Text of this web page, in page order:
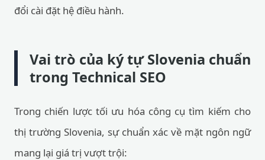
đổi cài đặt hệ điều hành.
Vai trò của ký tự Slovenia chuẩn
trong Technical SEO
Trong chiến lược tối ưu hóa công cụ tìm kiếm cho
thị trường Slovenia, sự chuẩn xác về mặt ngôn ngữ
mang lại giá trị vượt trội: